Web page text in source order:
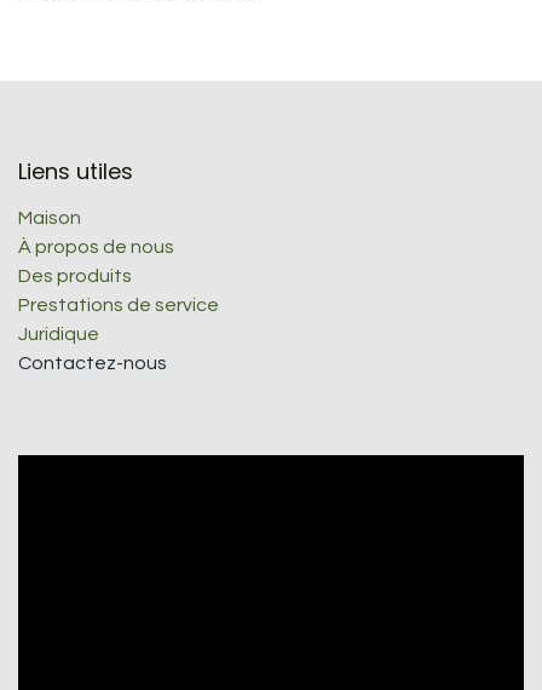
Liens utiles
Maison
À propos de nous
Des produits
Prestations de service
Juridique
Contactez-nous